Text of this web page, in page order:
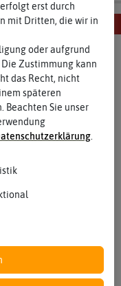
HÖLLISCH SCHARF
erst durch
mit Dritten, die wir in
oder aufgrund
Zustimmung kann
das Recht, nicht
späteren
Beachten Sie unser